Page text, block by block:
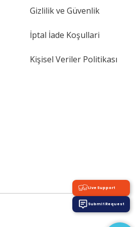
Gizlilik ve Güvenlik
İptal İade Koşullari
Kişisel Veriler Politikası
Live Support
Submit Request